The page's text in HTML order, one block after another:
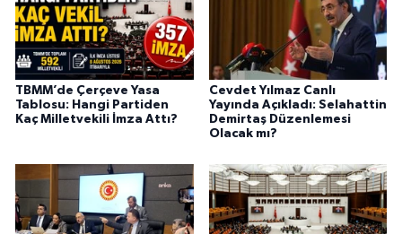
TBMM’de Çerçeve Yasa
Tablosu: Hangi Partiden
Kaç Milletvekili İmza Attı?
Cevdet Yılmaz Canlı
Yayında Açıkladı: Selahattin
Demirtaş Düzenlemesi
Olacak mı?